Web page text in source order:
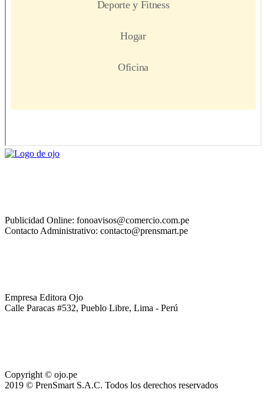
Publicidad Online: fonoavisos@comercio.com.pe
Contacto Administrativo: contacto@prensmart.pe
Empresa Editora Ojo
Calle Paracas #532, Pueblo Libre, Lima - Perú
Copyright © ojo.pe
2019 © PrenSmart S.A.C. Todos los derechos reservados